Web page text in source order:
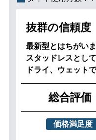
抜群の信頼度
最新型とはちがい
スタッドレスとし
ドライ、ウェット
総合評価
価格満足度